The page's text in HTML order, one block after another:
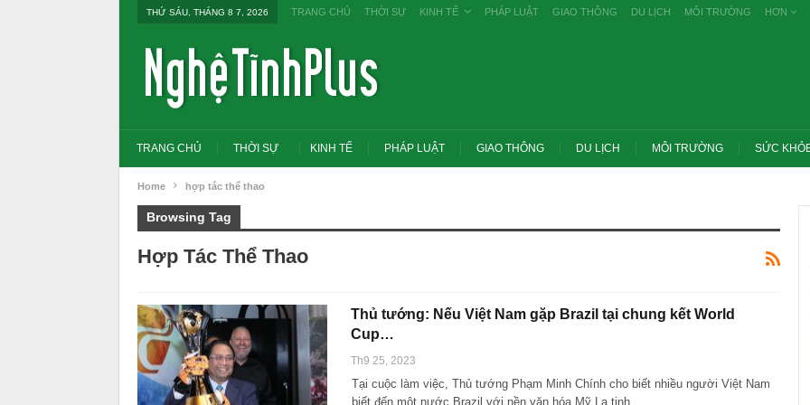
THỨ SÁU, THÁNG 8 7, 2026 TRANG CHỦ THỜI SỰ KINH TẾ PHÁP LUẬT GIAO THÔNG DU LỊCH MÔI TRƯỜNG HƠN
TRANG CHỦ THỜI SỰ KINH TẾ PHÁP LUẬT GIAO THÔNG DU LỊCH MÔI TRƯỜNG SỨC
Home hợp tác thể thao
Browsing Tag
Hợp Tác Thể Thao
Thủ tướng: Nếu Việt Nam gặp Brazil tại chung kết World
Cup…
Th9 25, 2023
Tại cuộc làm việc, Thủ tướng Phạm Minh Chính cho biết nhiều người Việt Nam
biết đến một nước Brazil với nền văn hóa Mỹ La tinh…
Tổng Bí thư, Chủ tịch nước yêu cầu thay
đổi tư duy bằng cấp sang nghề nghiệp
Thủ tướng: Xử lý nghiêm các vụ tiêu cực
thi THPT, công bố công khai